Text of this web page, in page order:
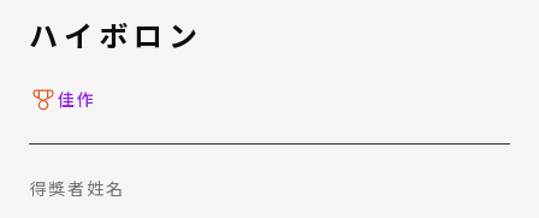
ハイボロン
佳作
得獎者姓名